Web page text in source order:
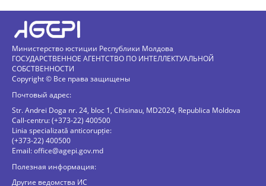
Министерство юстиции Республики Молдова
ГОСУДАРСТВЕННОЕ АГЕНТСТВО ПО ИНТЕЛЛЕКТУАЛЬНОЙ
СОБСТВЕННОСТИ
Copyright © Все права защищены
Почтовый адрес:
Str. Andrei Doga nr. 24, bloc 1, Chisinau, MD2024, Republica Moldova
Call-centru: (+373-22) 400500
Linia specializată anticorupție:
(+373-22) 400500
Email:office@agepi.gov.md
Полезная информация:
Другие ведомства ИС